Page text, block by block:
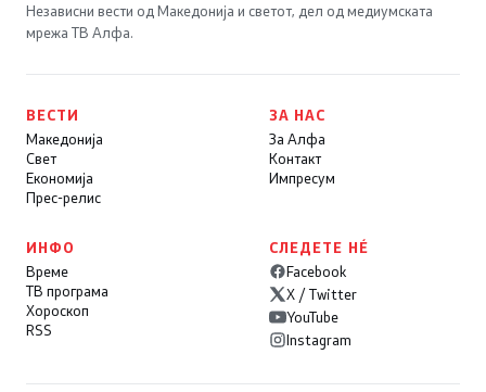
Независни вести од Македонија и светот, дел од медиумската
мрежа ТВ Алфа.
ВЕСТИ
Македонија
Свет
Економија
Прес-релис
ЗА НАС
За Алфа
Контакт
Импресум
ИНФО
Време
ТВ програма
Хороскоп
RSS
СЛЕДЕТЕ НÉ
Facebook
X / Twitter
YouTube
Instagram